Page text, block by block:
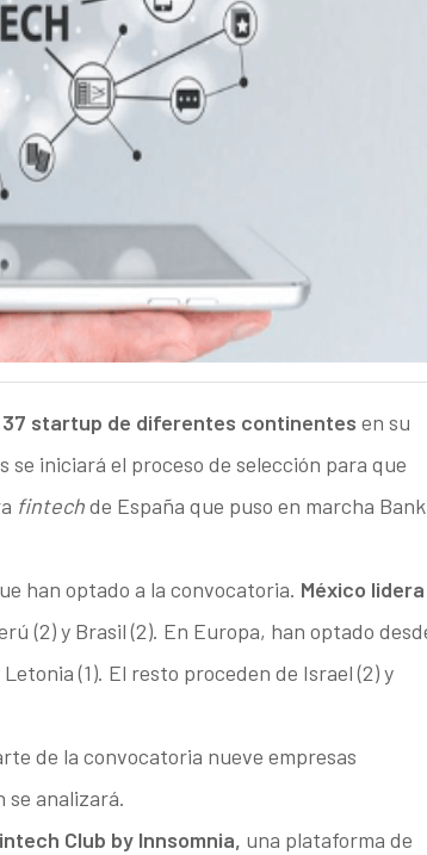
37 startup de diferentes continentes en su
se iniciará el proceso de selección para que
fintechde España que puso en marcha
han optado a la convocatoria. México
(2) y Brasil (2). En Europa, han optado
(1). El resto proceden de Israel (2) y
de la convocatoria nueve empresas
se analizará.
Club by Innsomnia, una plataforma de